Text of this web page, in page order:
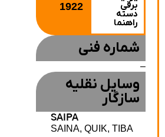
دسته
راهنما
1922
شماره فنی
وسایل نقلیه
سازگار
SAIPA
SAINA, QUIK, TIBA